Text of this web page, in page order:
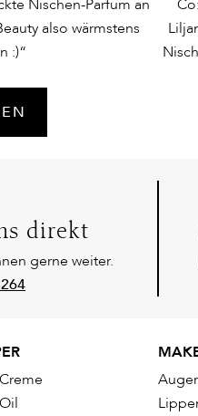
Nischen-Parfum an
also wärmstens
:)“
direkt
gerne weiter.